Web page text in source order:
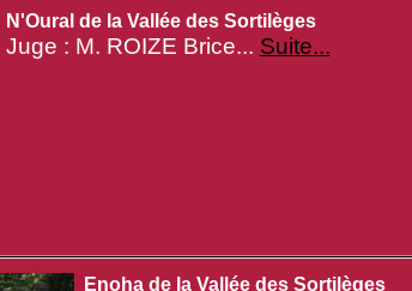
N'Oural de la Vallée des Sortilèges
Juge : M. ROIZE Brice... Suite...
Enoha de la Vallée des Sortilèges